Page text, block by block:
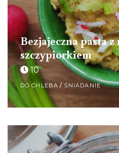
Bezjajeczna pasta
szczypiorkiem
10
DO CHLEBA / ŚNIADANIE